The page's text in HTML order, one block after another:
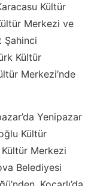
Kültür
Merkezi ve
Şahinci
Kültür
Merkezi’nde
Yenipazar
Kültür
Kültür Merkezi
Belediyesi